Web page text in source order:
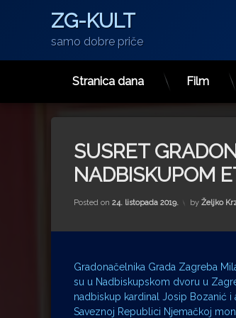
Preskoči
ZG-KULT
samo dobre priče
Stranica dana Film
SUSRET
NADBISKUPOM
Posted on 24. listopada 2019. by Željko
Gradonačelnika Grada Zagreba
su u Nadbiskupskom dvoru u
nadbiskup kardinal Josip Bozanić i
Saveznoj Republici Njemačkoj